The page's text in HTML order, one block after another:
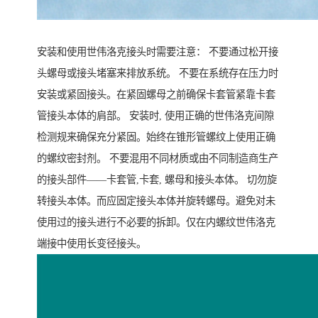
安装和使用世伟洛克接头时需要注意： 不要通过松开接
头螺母或接头堵塞来排放系统。 不要在系统存在压力时
安装或紧固接头。在紧固螺母之前确保卡套管紧靠卡套
管接头本体的肩部。 安装时, 使用正确的世伟洛克间隙
检测规来确保充分紧固。始终在锥形管螺纹上使用正确
的螺纹密封剂。 不要混用不同材质或由不同制造商生产
的接头部件——卡套管,卡套, 螺母和接头本体。 切勿旋
转接头本体。而应固定接头本体并旋转螺母。避免对未
使用过的接头进行不必要的拆卸。仅在内螺纹世伟洛克
端接中使用长变径接头。